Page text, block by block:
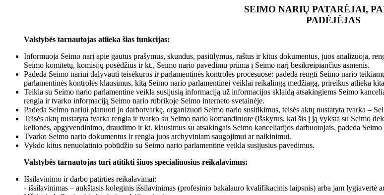
SEIMO NARIŲ PATARĖJAI,
PADĖJĖJAS
Valstybės tarnautojas atlieka šias funkcijas:
Informuoja Seimo narį apie gautus prašymus, skundus, pasiūlymus, raštus ir kitus dokumentus, juos analizuoja,
Seimo komitetų, komisijų posėdžius ir kt., Seimo nario pavedimu priima į Seimo narį besikreipiančius asmenis.
Padeda Seimo nariui dalyvauti teisėkūros ir parlamentinės kontrolės procesuose: padeda rengti Seimo nario
parlamentinės kontrolės klausimus, kitą Seimo nario parlamentinei veiklai reikalingą medžiagą, prireikus atlieka
Teikia su Seimo nario parlamentine veikla susijusią informaciją už informacijos sklaidą atsakingiems Seimo
rengia ir tvarko informaciją Seimo nario rubrikoje Seimo interneto svetainėje.
Padeda Seimo nariui planuoti jo darbotvarkę, organizuoti Seimo nario susitikimus, teisės aktų nustatyta tvarka –
Teisės aktų nustatyta tvarka rengia ir tvarko su Seimo nario komandiruote (išskyrus, kai šis į ją vyksta su Seimo
kelionės, apgyvendinimo, draudimo ir kt. klausimus su atsakingais Seimo kanceliarijos darbuotojais, padeda
Tvarko Seimo nario dokumentus ir rengia juos archyviniam saugojimui ar naikinimui.
Vykdo kitus nenuolatinio pobūdžio su Seimo nario parlamentine veikla susijusius pavedimus.
Valstybės tarnautojas turi atitikti šiuos specialiuosius reikalavimus:
Išsilavinimo ir darbo patirties reikalavimai:
- išsilavinimas – aukštasis koleginis išsilavinimas (profesinio bakalauro kvalifikacinis laipsnis) arba jam lygiavertė